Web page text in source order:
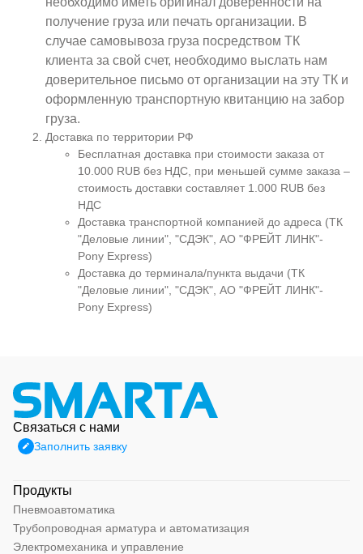
получение груза или печать организации. В
случае самовывоза груза посредством ТК
клиента за свой счет, необходимо выслать нам
доверительное письмо от организации на эту ТК и
оформленную транспортную квитанцию на забор
груза.
Доставка по территории РФ
Бесплатная доставка при стоимости заказа от
10.000 RUB без НДС, при меньшей сумме заказа –
стоимость доставки составляет 1.000 RUB без
НДС
Доставка транспортной компанией до адреса (ТК
"Деловые линии", "СДЭК", АО "ФРЕЙТ ЛИНК"-
Pony Express)
Доставка до терминала/пункта выдачи (ТК
"Деловые линии", "СДЭК", АО "ФРЕЙТ ЛИНК"-
Pony Express)
Связаться с нами
Заполнить заявку
Продукты
Пневмоавтоматика
Трубопроводная арматура и автоматизация
Электромеханика и управление